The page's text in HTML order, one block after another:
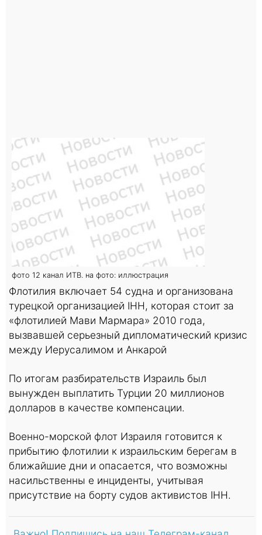
фото 12 канал ИТВ. на фото: иллюстрация
Флотилия включает 54 судна и организована
турецкой организацией IHH, которая стоит за
«флотилией Мави Мармара» 2010 года,
вызвавшей серьезный дипломатический кризис
между Иерусалимом и Анкарой
По итогам разбирательств Израиль был
вынужден выплатить Турции 20 миллионов
долларов в качестве компенсации.
Военно-морской флот Израиля готовится к
прибытию флотилии к израильским берегам в
ближайшие дни и опасается, что возможны
насильственны е инциденты, учитывая
присутствие на борту судов активистов IHH.